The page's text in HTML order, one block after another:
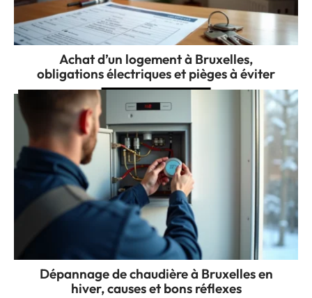
Achat d’un logement à Bruxelles,
obligations électriques et pièges à éviter
Dépannage de chaudière à Bruxelles en
hiver, causes et bons réflexes